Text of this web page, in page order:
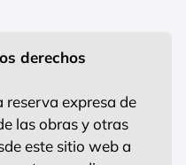
derechos
reserva expresa de
las obras y otras
este sitio web a